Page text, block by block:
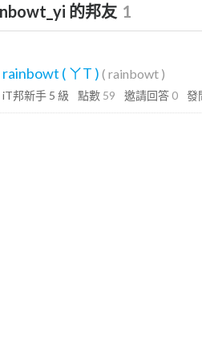
的邦友 1
rainbowt ( ㄚT ) ( rainbowt )
iT邦新手 5 級 點數 59 邀請回答 0 發